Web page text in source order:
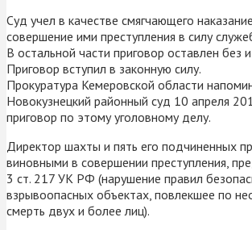
Суд учел в качестве смягчающего
совершение ими преступления в силу
В остальной части приговор оставлен без
Приговор вступил в законную силу.
Прокуратура Кемеровской области
Новокузнецкий районный суд 10 апреля
приговор по этому уголовному делу.
Директор шахты и пять его подчиненных
виновными в совершении преступления,
3 ст. 217 УК РФ (нарушение правил
взрывоопасных объектах, повлекшее по
смерть двух и более лиц).